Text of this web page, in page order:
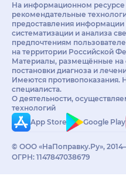
На информационном
рекомендательные
предоставления информации
систематизации и анализа
предпочтениям
на территории Российской
Материалы, размещённые на
постановки диагноза и
Имеются противопоказания.
специалиста.
О деятельности,
технологий
App Store
Google Play
© ООО «НаПоправку.Ру»,
ОГРН: 1147847038679